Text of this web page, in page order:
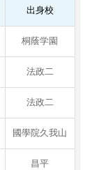
出身校
桐蔭学園
法政二
法政二
國學院久我山
昌平